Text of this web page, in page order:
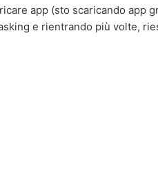
app (sto scaricando app
e rientrando più volte,